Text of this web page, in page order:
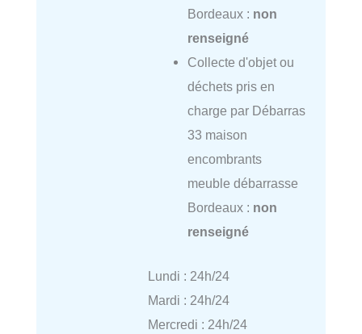
Bordeaux : non
renseigné
Collecte d'objet ou
déchets pris en
charge par Débarras
33 maison
encombrants
meuble débarrasse
Bordeaux : non
renseigné
Lundi : 24h/24
Mardi : 24h/24
Mercredi : 24h/24